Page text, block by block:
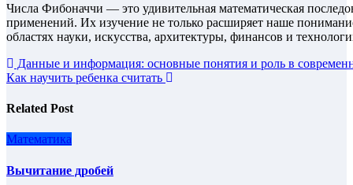
Числа Фибоначчи — это удивительная математическая
применений. Их изучение не только расширяет наше
областях науки, искусства, архитектуры, финансов и
Навигация
по
записям
Данные и информация: основные понятия и роль в
Как научить ребенка считать
Related Post
Математика
Вычитание дробей